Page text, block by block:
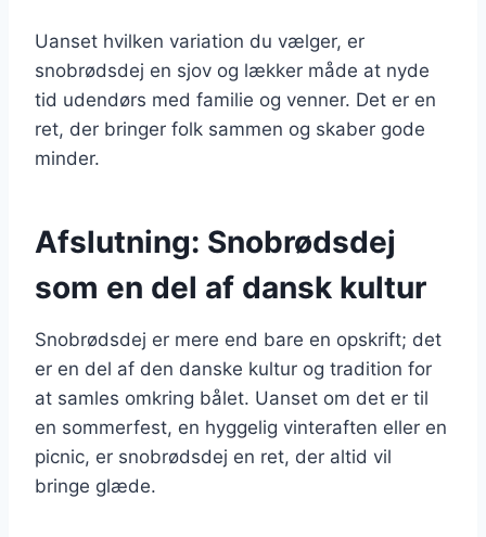
Uanset hvilken variation du vælger, er
snobrødsdej en sjov og lækker måde at nyde
tid udendørs med familie og venner. Det er en
ret, der bringer folk sammen og skaber gode
minder.
Afslutning: Snobrødsdej
som en del af dansk kultur
Snobrødsdej er mere end bare en opskrift; det
er en del af den danske kultur og tradition for
at samles omkring bålet. Uanset om det er til
en sommerfest, en hyggelig vinteraften eller en
picnic, er snobrødsdej en ret, der altid vil
bringe glæde.